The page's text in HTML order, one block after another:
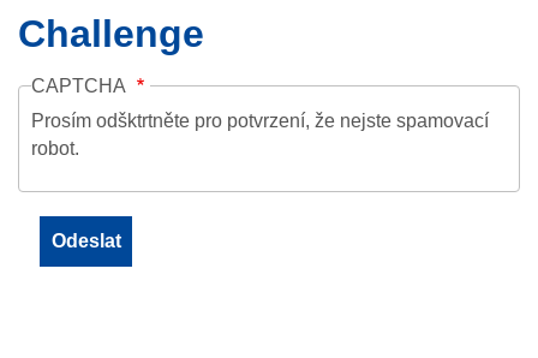
Challenge
CAPTCHA
Prosím odšktrtněte pro potvrzení, že nejste spamovací
robot.